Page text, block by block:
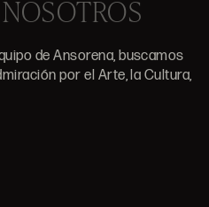
de Ansorena, buscamos
por el Arte, la Cultura,